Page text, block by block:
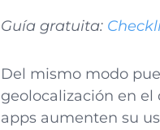
Guía gratuita:
Del mismo modo
geolocalización en
apps aumenten su